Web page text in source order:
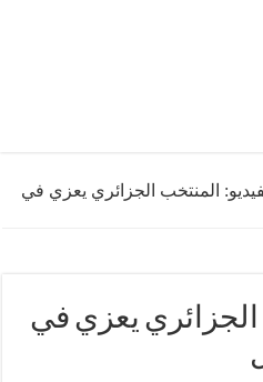
المنتخب الجزائري يعزي في
يعزي في